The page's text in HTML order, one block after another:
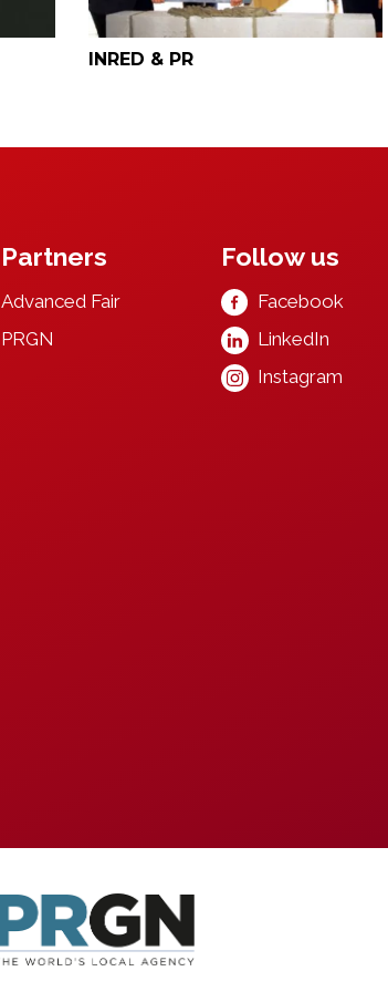
INRED & PR
Partners
Advanced Fair
PRGN
Follow us
Facebook
LinkedIn
Instagram